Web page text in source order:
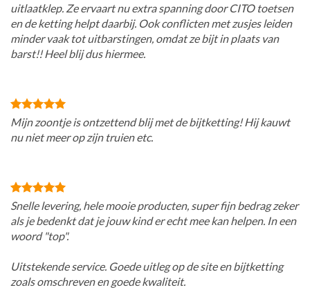
uitlaatklep. Ze ervaart nu extra spanning door CITO toetsen
en de ketting helpt daarbij. Ook conflicten met zusjes leiden
minder vaak tot uitbarstingen, omdat ze bijt in plaats van
barst!! Heel blij dus hiermee.
Mijn zoontje is ontzettend blij met de bijtketting! Hij kauwt
nu niet meer op zijn truien etc.
Snelle levering, hele mooie producten, super fijn bedrag zeker
als je bedenkt dat je jouw kind er echt mee kan helpen. In een
woord "top".
Uitstekende service. Goede uitleg op de site en bijtketting
zoals omschreven en goede kwaliteit.